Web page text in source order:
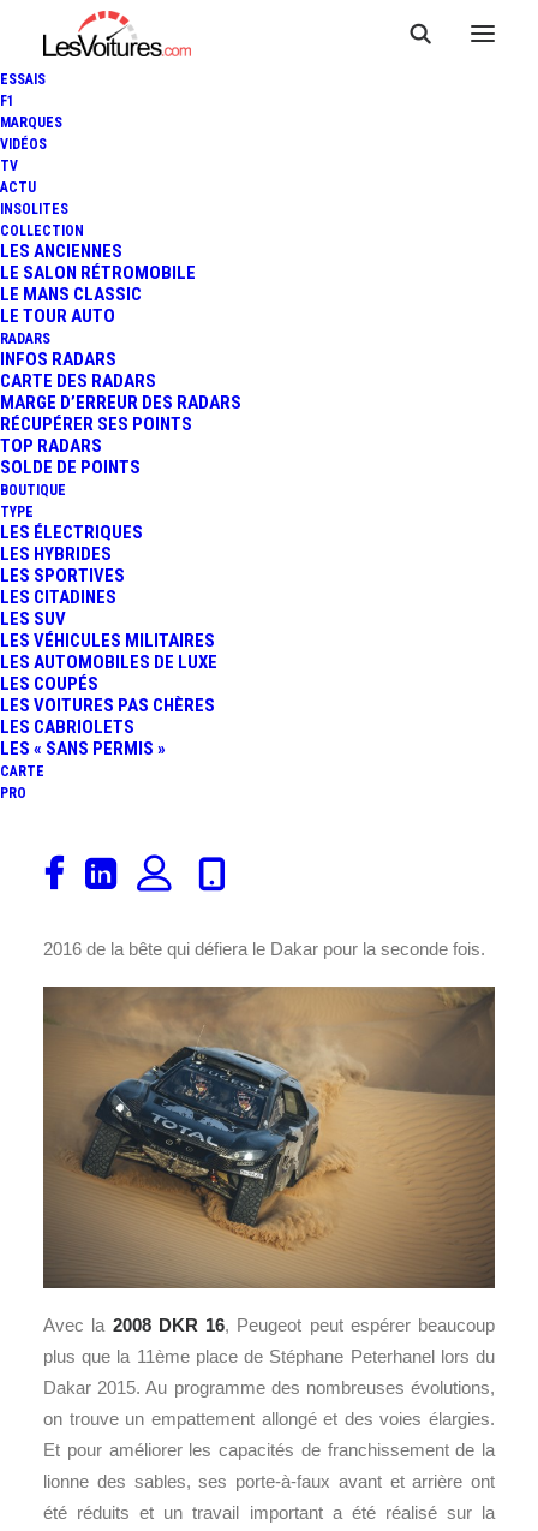
ESSAIS
F1
MARQUES
VIDÉOS
TV
ACTU
INSOLITES
COLLECTION
LES ANCIENNES
LE SALON RÉTROMOBILE
LE MANS CLASSIC
LE TOUR AUTO
RADARS
INFOS RADARS
CARTE DES RADARS
MARGE D’ERREUR DES RADARS
RÉCUPÉRER SES POINTS
TOP RADARS
SOLDE DE POINTS
BOUTIQUE
TYPE
LES ÉLECTRIQUES
LES HYBRIDES
LES SPORTIVES
LES CITADINES
LES SUV
LES VÉHICULES MILITAIRES
LES AUTOMOBILES DE LUXE
LES COUPÉS
LES VOITURES PAS CHÈRES
LES CABRIOLETS
LES « SANS PERMIS »
CARTE
PRO
DAKAR : PEUGEOT OPTIMISE
SA 2008 DKR, LOEB ATTENDU
5 Minutes |
Après avoir signé un beau doublé en Chine ce mois-ci,
lors duSilk Road Rally
2016 de la bête qui défiera le Dakar pour la seconde fois.
Avec la 2008 DKR 16, Peugeot peut espérer beaucoup
plus que la 11ème place de Stéphane Peterhanel lors du
Dakar 2015. Au programme des nombreuses évolutions,
on trouve un empattement allongé et des voies élargies.
Et pour améliorer les capacités de franchissement de la
lionne des sables, ses porte-à-faux avant et arrière ont
été réduits et un travail important a été réalisé sur la